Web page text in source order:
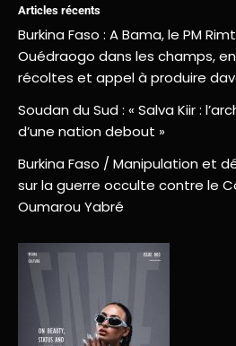
Articles récents
Burkina Faso : A Bama, le PM
Ouédraogo dans les champs,
récoltes et appel à produire
Soudan du Sud : « Salva Kiir :
d’une nation debout »
Burkina Faso / Manipulation et
sur la guerre occulte contre le
Oumarou Yabré